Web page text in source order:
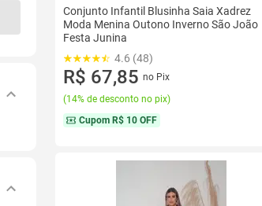
Conjunto Infantil Blusinha Saia Xadrez
Moda Menina Outono Inverno São João
Festa Junina
4.6 (48)
R$ 67,85 no Pix
(14% de desconto no pix)
Cupom R$ 10 OFF